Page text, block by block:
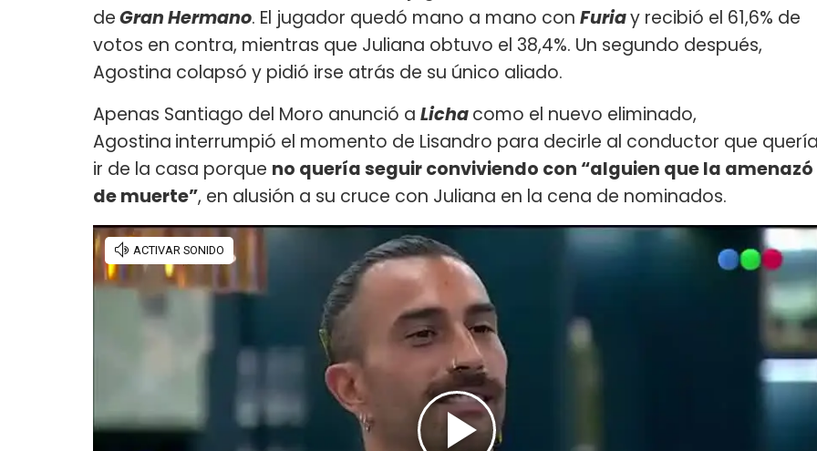
deGran Hermano. El jugador quedó mano a mano con Furiay recibió el 61,6% de
votos en contra, mientras que Juliana obtuvo el 38,4%. Un segundo después,
Agostina colapsó y pidió irse atrás de su único aliado.
Apenas Santiago del Moro anunció a Lichacomo el nuevo eliminado,
Agostina interrumpió el momento de Lisandro para decirle al conductor que
ir de la casa porque no quería seguir conviviendo con “alguien que la amenazó
de muerte”, en alusión a su cruce con Juliana en la cena de nominados.